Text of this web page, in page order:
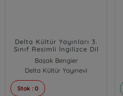
Delta Kültür Yayınları 3.
Sınıf Resimli İngilizce Dil
Kartları Delta Kültür
Başak Bengier
Delta Kültür Yayınevi
Stok : 0